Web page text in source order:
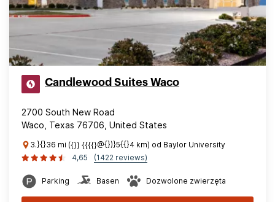
Candlewood Suites Waco
2700 South New Road
Waco, Texas 76706, United States
3.}{}36 mi ({}} {{{{}@{})}5{{}4 km) od Baylor University
4,65
(1422 reviews)
Parking Basen Dozwolone zwierzęta